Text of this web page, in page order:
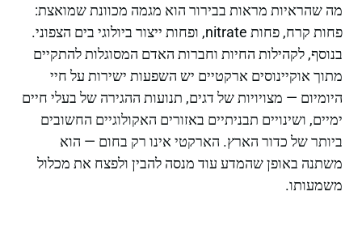
מה שהראיות מראות בבירור הוא מגמה מכוונת שמואצת:
פחות קרח, פחות nitrate, ופחות ייצור ביולוגי בים הצפוני.
בנוסף, לקהילות החיות וחברות האדם המסוגלות להתקיים
מתוך אוקיינוסים ארקטיים יש השפעות ישירות על חיי
היומיום — מצויויות של דגים, תנועות ההגירה של בעלי חיים
ימיים, ושינויים תבניתיים באזורים האקולוגיים החשובים
ביותר של כדור הארץ. הארקטי אינו רק בחום — הוא
משתנה באופן שהמדע עוד מנסה להבין ולפצח את מכלול
משמעותו.